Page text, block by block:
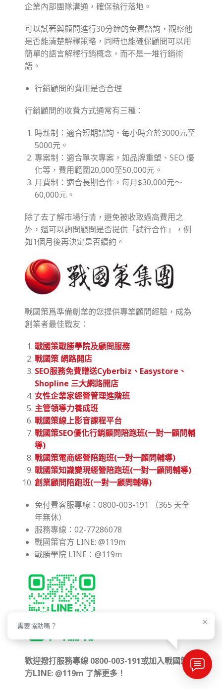
企業內部團隊溝通，確保執行落地。
可以試著與顧問進行30分鐘的免費諮詢，觀察他
是否能清楚解釋策略，同時也能確保顧問可以用
簡單的語言解釋行銷概念，而不是一堆行銷術
語。
行銷顧問的費用是否合理
行銷顧問的收費方式通常有三種：
時薪制：適合短期諮詢，每小時介於3000元至
5000元。
專案制：適合單次專案，如品牌重塑、SEO 優
化等，費用範圍20,000至50,000元。
月費制：適合長期合作，每月$30,000元～
60,000元。
除了去了解市場行情，避免被收取過高費用之
外，還可以詢問顧問是否提供「試行合作」，例
如1個月後再決定是否續約。
戰國策爲準備創業的您提供專業顧問經驗，成為
創業者最佳戰友：
戰國策戰勝學院及顧問服務
戰國策 網路開店
SEO服務免費贈送Cyberbiz、Easystore、
Shopline 三大網路開店
女性企業家經營管理進階班
主管領導力養成班
戰國策線上影音課程平台
戰國策SEO優化行銷顧問陪跑班(一對一顧問輔
導)
戰國策電商經營陪跑班(一對一顧問輔導)
戰國策知識變現經營陪跑班(一對一顧問輔導)
創業顧問陪跑班(一對一顧問輔導)
免付費客服專線：0800-003-191 （365 天全
年無休）
服務專線：02-77286078
戰國策官方 LINE: @119m
戰勝學院 LINE：@119m
歡迎撥打服務專線 0800-003-191或加入戰國策官
方LINE: @119m 了解更多！
需要協助嗎？